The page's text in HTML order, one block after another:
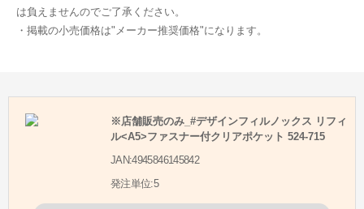
は負えませんのでご了承ください。
・掲載の小売価格は"メーカー推奨価格"になります。
※店舗販売のみ_#デザインフィルノックス リフィ
ル<A5>ファスナー付クリアポケット 524-715
JAN:4945846145842
発注単位:5